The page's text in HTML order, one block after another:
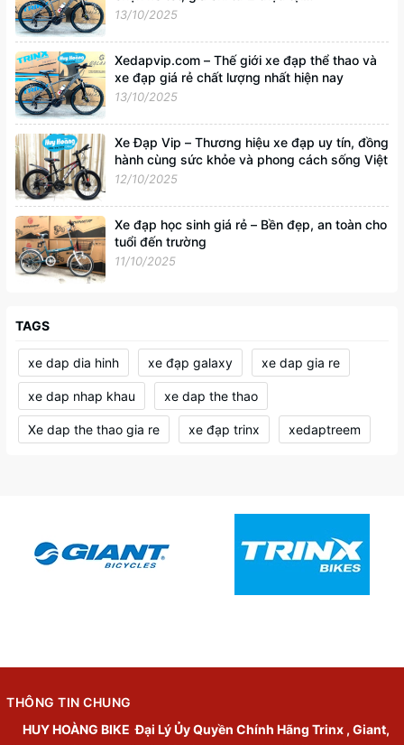
Xedapvip.com
13/10/2025
Xedapvip.com – Thế giới xe đạp thể thao và
xe đạp giá rẻ chất lượng nhất hiện nay
13/10/2025
Xe Đạp Vip – Thương hiệu xe đạp uy tín, đồng
hành cùng sức khỏe và phong cách sống Việt
12/10/2025
Xe đạp học sinh giá rẻ – Bền đẹp, an toàn cho
tuổi đến trường
11/10/2025
TAGS
xe dap dia hinh xe đạp galaxy xe dap gia re
xe dap nhap khau xe dap the thao
Xe dap the thao gia re xe đạp trinx xedaptreem
THÔNG TIN CHUNG
HUY HOÀNG BIKE Đại Lý Ủy Quyền Chính Hãng Trinx , Giant,